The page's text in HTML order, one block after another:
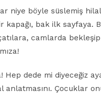
niye böyle süslemiş
kapağı, bak ilk
camlarda
Hep dede mi diyeceğiz
anlatmasını. Çocuklar